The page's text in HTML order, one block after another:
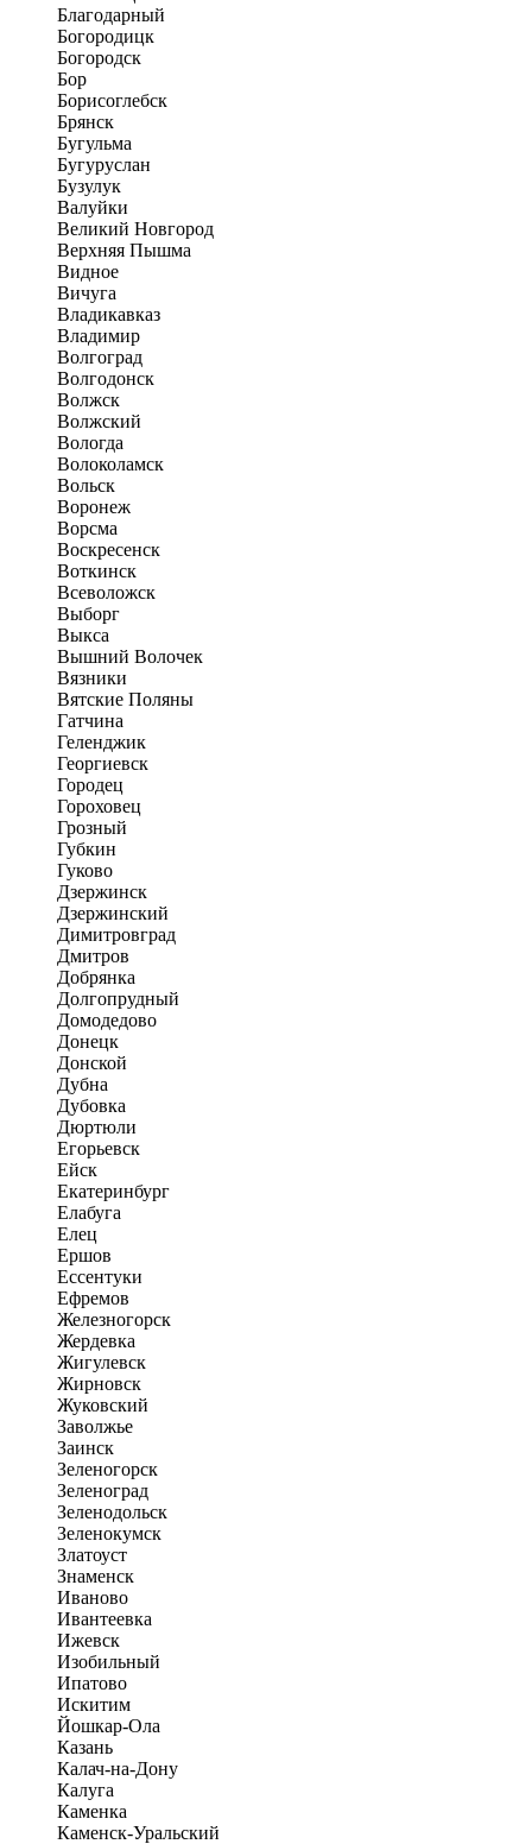
Благодарный
Богородицк
Богородск
Бор
Борисоглебск
Брянск
Бугульма
Бугуруслан
Бузулук
Валуйки
Великий Новгород
Верхняя Пышма
Видное
Вичуга
Владикавказ
Владимир
Волгоград
Волгодонск
Волжск
Волжский
Вологда
Волоколамск
Вольск
Воронеж
Ворсма
Воскресенск
Воткинск
Всеволожск
Выборг
Выкса
Вышний Волочек
Вязники
Вятские Поляны
Гатчина
Геленджик
Георгиевск
Городец
Гороховец
Грозный
Губкин
Гуково
Дзержинск
Дзержинский
Димитровград
Дмитров
Добрянка
Долгопрудный
Домодедово
Донецк
Донской
Дубна
Дубовка
Дюртюли
Егорьевск
Ейск
Екатеринбург
Елабуга
Елец
Ершов
Ессентуки
Ефремов
Железногорск
Жердевка
Жигулевск
Жирновск
Жуковский
Заволжье
Заинск
Зеленогорск
Зеленоград
Зеленодольск
Зеленокумск
Златоуст
Знаменск
Иваново
Ивантеевка
Ижевск
Изобильный
Ипатово
Искитим
Йошкар-Ола
Казань
Калач-на-Дону
Калуга
Каменка
Каменск-Уральский